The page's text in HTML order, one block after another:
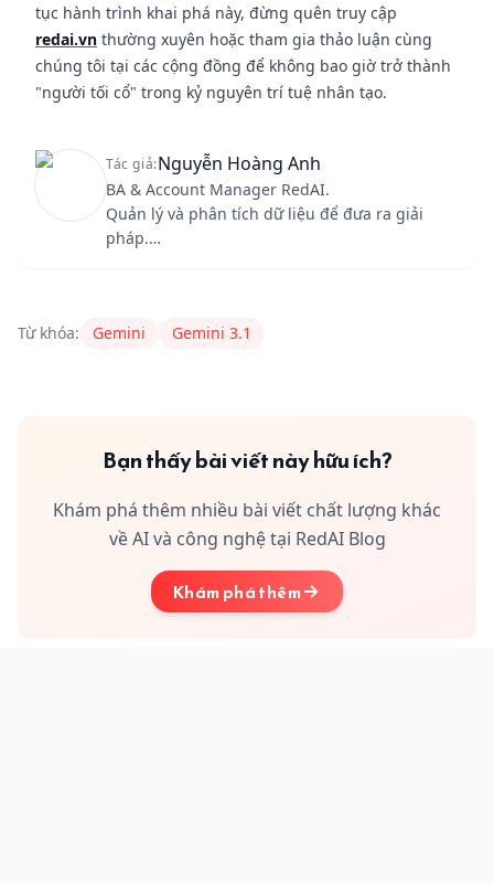
tục hành trình khai phá này, đừng quên truy cập
redai.vn thường xuyên hoặc tham gia thảo luận cùng
chúng tôi tại các cộng đồng để không bao giờ trở thành
"người tối cổ" trong kỷ nguyên trí tuệ nhân tạo.
Tác giả:Nguyễn Hoàng Anh
BA & Account Manager RedAI.
Quản lý và phân tích dữ liệu để đưa ra giải
pháp.
Từ khóa: Gemini Gemini 3.1
Bạn thấy bài viết này hữu ích?
Khám phá thêm nhiều bài viết chất lượng khác
về AI và công nghệ tại RedAI Blog
Khám phá thêm